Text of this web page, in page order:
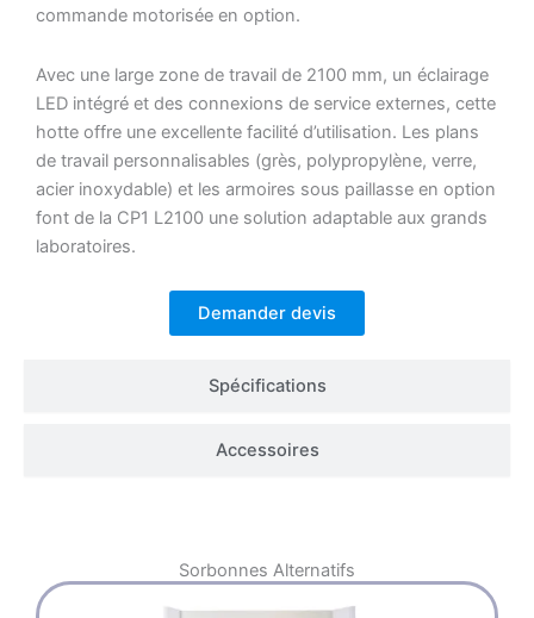
Spécifications
Accessoires
commande motorisée en option.
Avec une large zone de travail de 2100 mm, un éclairage
LED intégré et des connexions de service externes, cette
hotte offre une excellente facilité d’utilisation. Les plans
de travail personnalisables (grès, polypropylène, verre,
acier inoxydable) et les armoires sous paillasse en option
font de la CP1 L2100 une solution adaptable aux grands
laboratoires.
Demander devis
Sorbonnes Alternatifs